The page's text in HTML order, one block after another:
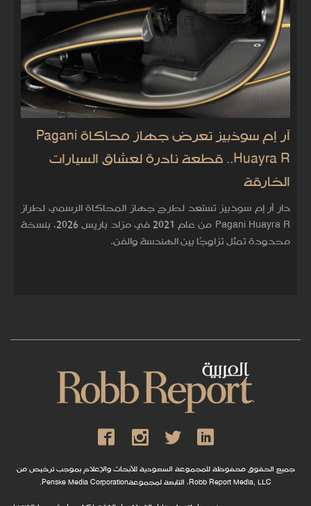
آر إم سوذبيز تعرض جهاز محاكاة Pagani
Huayra R.. قطعة نادرة لعشاق السيارات
الخارقة
دار آر إم سوذبيز تستعد لطرح جهاز المحاكاة الرسمي لطراز
Pagani Huayra R من عام 2021 في مزاد باريس 2026، بنسخة
محدودة تمثل تزاوجًا بين الهندسة والفن.
جميع الحقوق محفوظة للمجموعة السعودية للأبحاث والإعلام بموجب ترخيص من
Robb Report Media, LLC، التابعة لمجموعةPenske Media Corporation.